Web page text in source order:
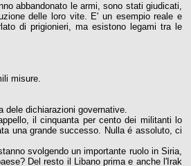
abbandonato le armi, sono stati giudicati,
delle loro vite. E' un esempio reale e
di prigionieri, ma esistono legami tra le
misure.
dele dichiarazioni governative.
il cinquanta per cento dei militanti lo
una grande successo. Nulla é assoluto, ci
svolgendo un importante ruolo in Siria,
Del resto il Libano prima e anche l'Irak